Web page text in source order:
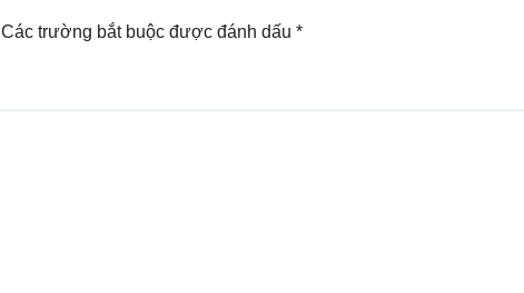
Các trường bắt buộc được đánh dấu *